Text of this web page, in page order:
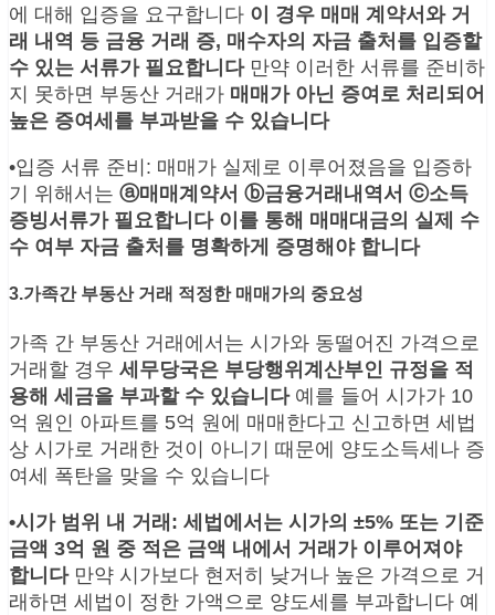
에 대해 입증을 요구합니다 이 경우 매매 계약서와 거
래 내역 등 금융 거래 증, 매수자의 자금 출처를 입증할
수 있는 서류가 필요합니다만약 이러한 서류를 준비하
지 못하면 부동산 거래가 매매가 아닌 증여로 처리되어
높은 증여세를 부과받을 수 있습니다
•입증 서류 준비: 매매가 실제로 이루어졌음을 입증하
기 위해서는 ⓐ매매계약서 ⓑ금융거래내역서 ⓒ소득
증빙서류가 필요합니다 이를 통해 매매대금의 실제 수
수 여부 자금 출처를 명확하게 증명해야 합니다
3.가족간 부동산 거래 적정한 매매가의 중요성
가족 간 부동산 거래에서는 시가와 동떨어진 가격으로
거래할 경우 세무당국은 부당행위계산부인 규정을 적
용해 세금을 부과할 수 있습니다예를 들어 시가가 10
억 원인 아파트를 5억 원에 매매한다고 신고하면 세법
상 시가로 거래한 것이 아니기 때문에 양도소득세나 증
여세 폭탄을 맞을 수 있습니다
•시가 범위 내 거래: 세법에서는 시가의 ±5% 또는 기준
금액 3억 원 중 적은 금액 내에서 거래가 이루어져야
합니다만약 시가보다 현저히 낮거나 높은 가격으로 거
래하면 세법이 정한 가액으로 양도세를 부과합니다 예